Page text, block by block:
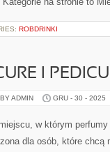
ROBDRINKI
I
ADMIN GRU - 30 - 2025
w którym
dla osób, które chcą